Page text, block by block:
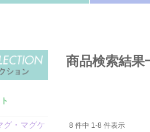
グ・マグケ
商品検索結果
8 件中 1-8 件表示